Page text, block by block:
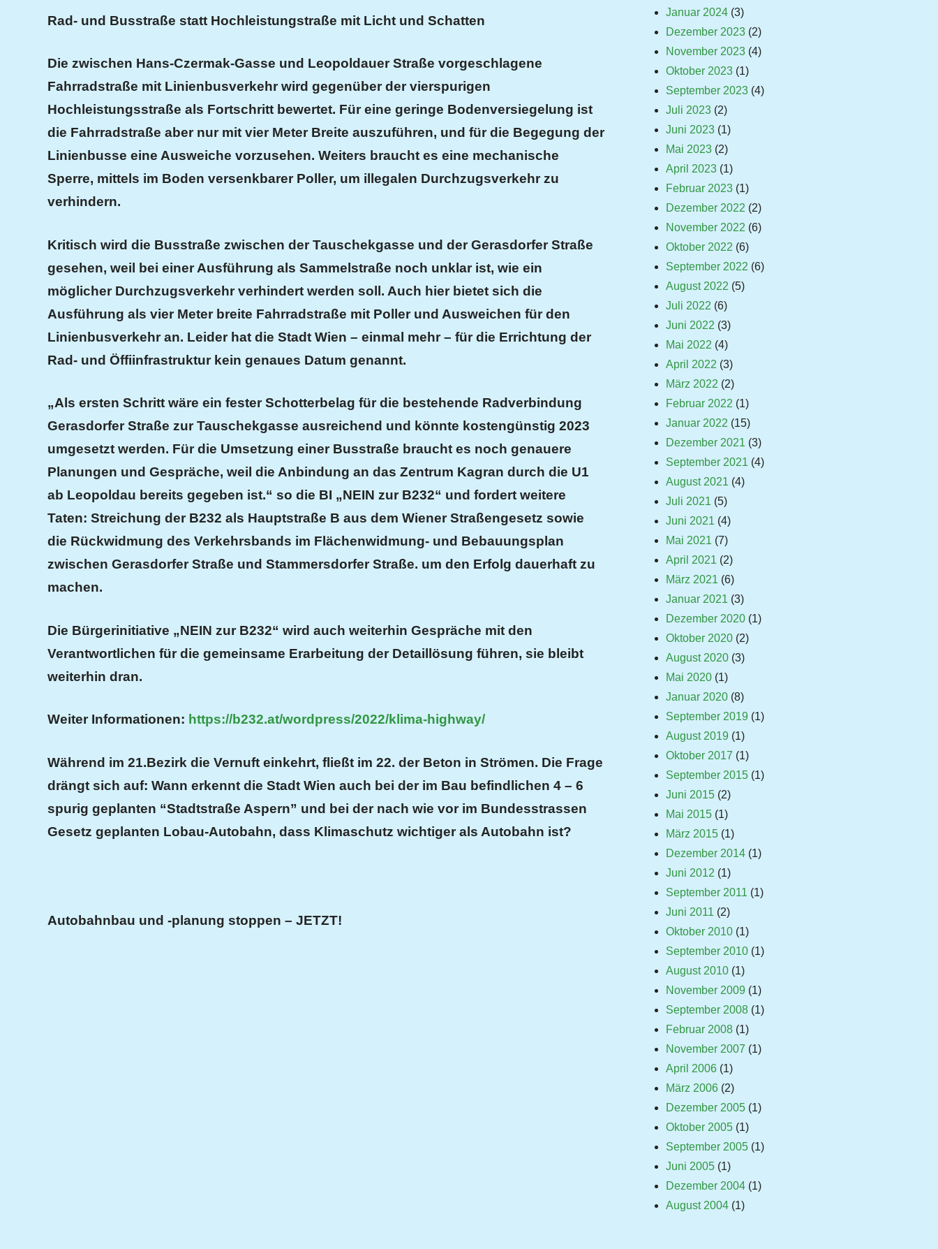
Rad- und Busstraße statt Hochleistungstraße mit Licht und Schatten
Die zwischen Hans-Czermak-Gasse und Leopoldauer Straße vorgeschlagene
Fahrradstraße mit Linienbusverkehr wird gegenüber der vierspurigen
Hochleistungsstraße als Fortschritt bewertet. Für eine geringe Bodenversiegelung ist
die Fahrradstraße aber nur mit vier Meter Breite auszuführen, und für die Begegung der
Linienbusse eine Ausweiche vorzusehen. Weiters braucht es eine mechanische
Sperre, mittels im Boden versenkbarer Poller, um illegalen Durchzugsverkehr zu
verhindern.
Kritisch wird die Busstraße zwischen der Tauschekgasse und der Gerasdorfer Straße
gesehen, weil bei einer Ausführung als Sammelstraße noch unklar ist, wie ein
möglicher Durchzugsverkehr verhindert werden soll. Auch hier bietet sich die
Ausführung als vier Meter breite Fahrradstraße mit Poller und Ausweichen für den
Linienbusverkehr an. Leider hat die Stadt Wien – einmal mehr – für die Errichtung der
Rad- und Öffiinfrastruktur kein genaues Datum genannt.
„Als ersten Schritt wäre ein fester Schotterbelag für die bestehende Radverbindung
Gerasdorfer Straße zur Tauschekgasse ausreichend und könnte kostengünstig 2023
umgesetzt werden. Für die Umsetzung einer Busstraße braucht es noch genauere
Planungen und Gespräche, weil die Anbindung an das Zentrum Kagran durch die U1
ab Leopoldau bereits gegeben ist.“ so die BI „NEIN zur B232“ und fordert weitere
Taten: Streichung der B232 als Hauptstraße B aus dem Wiener Straßengesetz sowie
die Rückwidmung des Verkehrsbands im Flächenwidmung- und Bebauungsplan
zwischen Gerasdorfer Straße und Stammersdorfer Straße. um den Erfolg dauerhaft zu
machen.
Die Bürgerinitiative „NEIN zur B232“ wird auch weiterhin Gespräche mit den
Verantwortlichen für die gemeinsame Erarbeitung der Detaillösung führen, sie bleibt
weiterhin dran.
Weiter Informationen: https://b232.at/wordpress/2022/klima-highway/
Während im 21.Bezirk die Vernuft einkehrt, fließt im 22. der Beton in Strömen. Die Frage
drängt sich auf: Wann erkennt die Stadt Wien auch bei der im Bau befindlichen 4 – 6
spurig geplanten “Stadtstraße Aspern” und bei der nach wie vor im Bundesstrassen
Gesetz geplanten Lobau-Autobahn, dass Klimaschutz wichtiger als Autobahn ist?
Autobahnbau und -planung stoppen – JETZT!
Januar 2024(3)
Dezember 2023(2)
November 2023(4)
Oktober 2023(1)
September 2023(4)
Juli 2023(2)
Juni 2023(1)
Mai 2023(2)
April 2023(1)
Februar 2023(1)
Dezember 2022 (2)
November 2022 (6)
Oktober 2022 (6)
September 2022 (6)
August 2022 (5)
Juli 2022 (6)
Juni 2022 (3)
Mai 2022 (4)
April 2022 (3)
März 2022 (2)
Februar 2022 (1)
Januar 2022 (15)
Dezember 2021 (3)
September 2021 (4)
August 2021 (4)
Juli 2021 (5)
Juni 2021 (4)
Mai 2021 (7)
April 2021 (2)
März 2021 (6)
Januar 2021 (3)
Dezember 2020(1)
Oktober 2020(2)
August 2020(3)
Mai 2020(1)
Januar 2020(8)
September 2019 (1)
August 2019 (1)
Oktober 2017 (1)
September 2015(1)
Juni 2015(2)
Mai 2015(1)
März 2015(1)
Dezember 2014(1)
Juni 2012 (1)
September 2011 (1)
Juni 2011 (2)
Oktober 2010(1)
September 2010(1)
August 2010(1)
November 2009 (1)
September 2008(1)
Februar 2008(1)
November 2007 (1)
April 2006(1)
März 2006(2)
Dezember 2005(1)
Oktober 2005(1)
September 2005(1)
Juni 2005(1)
Dezember 2004(1)
August 2004(1)